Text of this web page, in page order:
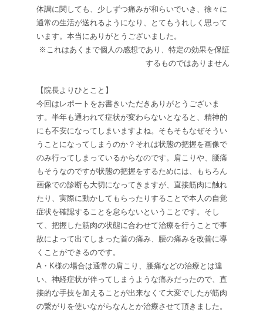
体調に関しても、少しずつ痛みが和らいでいき、徐々に
通常の生活が送れるようになり、とてもうれしく思って
います。本当にありがとうございました。
※これはあくまで個人の感想であり、特定の効果を保証
するものではありません
【院長よりひとこと】
今回はレポートをお書きいただきありがとうございま
す。半年も通われて症状が変わらないとなると、精神的
にも不安になってしまいますよね。そもそもなぜそうい
うことになってしまうのか？それは状態の把握を画像で
のみ行ってしまっているからなのです。肩こりや、腰痛
もそうなのですが状態の把握をするためには、もちろん
画像での診断も大切になってきますが、直接筋肉に触れ
たり、実際に動かしてもらったりすることで本人の自覚
症状を確認することを怠らないということです。そし
て、把握した筋肉の状態に合わせて治療を行うことで事
故によって出てしまった首の痛み、腰の痛みを改善に導
くことができるのです。
A ・ K様の場合は通常の肩こり、腰痛などの治療とは違
い、神経症状が伴ってしまうような痛みだったので、直
接的な手技を加えることが出来なくて大変でしたが筋肉
の繋がりを使いながらなんとか治療させて頂きました。